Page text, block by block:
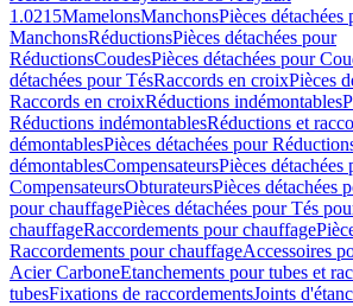
1.0215MamelonsManchonsPièces détachées
ManchonsRéductionsPièces détachées pour
RéductionsCoudesPièces détachées pour
détachées pour TésRaccords en croixPièces
Raccords en croixRéductions indémontables
Réductions indémontablesRéductions et
démontablesPièces détachées pour
démontablesCompensateursPièces détachées
CompensateursObturateursPièces détachées
pour chauffagePièces détachées pour Tés
chauffageRaccordements pour chauffage
Raccordements pour chauffageAccessoires
Acier CarboneEtanchements pour tubes et
tubesFixations de raccordementsJoints